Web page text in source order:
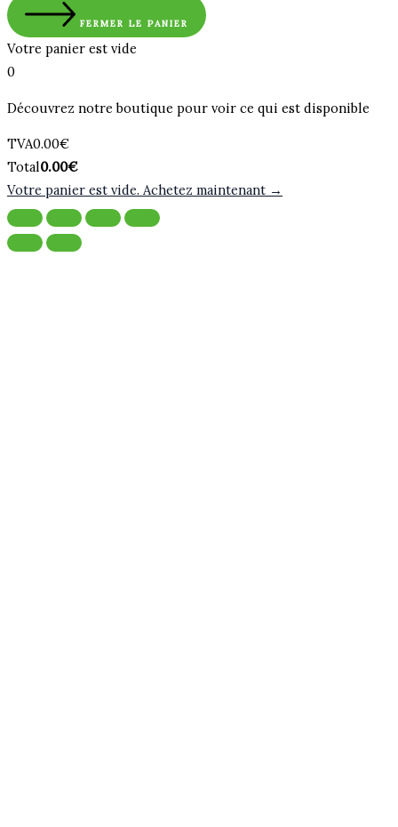
FERMER LE PANIER
Votre panier est vide
0
Découvrez notre boutique pour voir ce qui est disponible
Montant
de
la
taxe:
TVA0.00€
Total
du
panier:
Total0.00€
Votre panier est vide. Achetez maintenant →